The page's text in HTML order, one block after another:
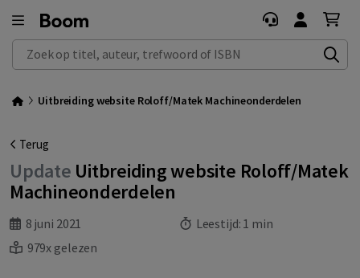
Zoek op titel, auteur, trefwoord of ISBN
Uitbreiding website Roloff/Matek Machineonderdelen
Terug
Update Uitbreiding website Roloff/Matek
Machineonderdelen
8 juni 2021 Leestijd: 1 min
979x gelezen